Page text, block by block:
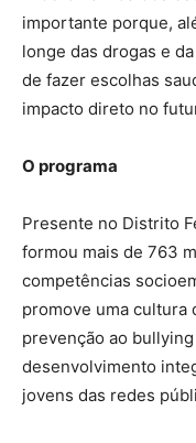
importante porque,
longe das drogas e
de fazer escolhas
impacto direto no
O programa
Presente no Distrito
formou mais de 763
competências
promove uma cultura
prevenção ao
desenvolvimento
jovens das redes